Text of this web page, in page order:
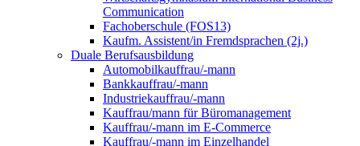
Communication
Fachoberschule (FOS13)
Kaufm. Assistent/in Fremdsprachen (2j.)
Duale Berufsausbildung
Automobilkauffrau/-mann
Bankkauffrau/-mann
Industriekauffrau/-mann
Kauffrau/mann für Büromanagement
Kauffrau/-mann im E-Commerce
Kauffrau/-mann im Einzelhandel